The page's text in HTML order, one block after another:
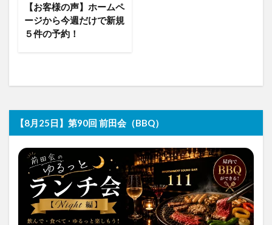
【お客様の声】ホームペ
ージから今週だけで新規
５件の予約！
【8月25日】第90回 前田会（BBQ）